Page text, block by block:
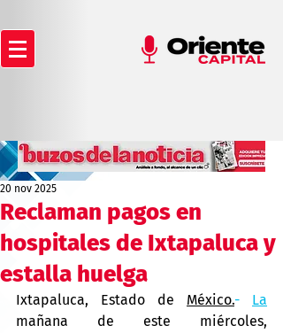
Reclaman pagos en
hospitales de Ixtapaluca y
estalla huelga
20 nov 2025
Ixtapaluca, Estado de México.- La
mañana de este miércoles,